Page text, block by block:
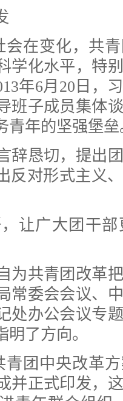
在变化，共青
学化水平，特
年6月20日，
班子成员集体
青年的坚强堡垒
恳切，提出团
反对形式主义
广大团干部
共青团改革把
常委会会议、
处办公会议专
了方向。
团中央改革方
并正式印发，